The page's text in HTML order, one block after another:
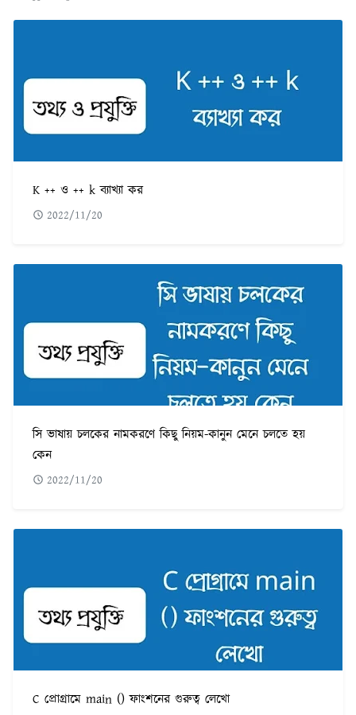
K ++ ও ++ k ব্যাখ্যা কর
2022/11/20
সি ভাষায় চলকের নামকরণে কিছু নিয়ম-কানুন মেনে চলতে হয়
কেন
2022/11/20
C প্রোগ্রামে main () ফাংশনের গুরুত্ব লেখো